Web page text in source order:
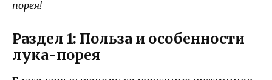
порея!
Раздел 1: Польза и особенности
лука-порея